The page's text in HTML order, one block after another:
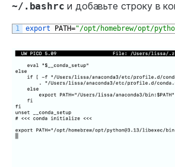
~/.bashrc и добавьте строку в
1 export PATH="/opt/homebrew/opt/